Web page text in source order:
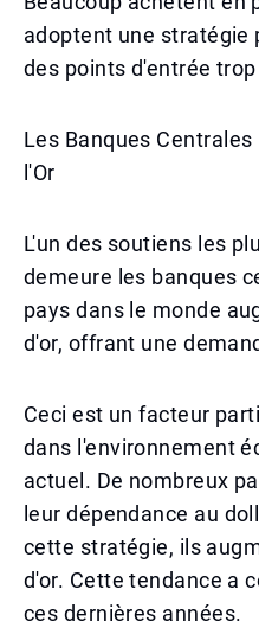
adoptent une stratégie
des points d'entrée
Les Banques
l'Or
L'un des soutiens les
demeure les banques
pays dans le monde
d'or, offrant une
Ceci est un facteur
dans l'environnement
actuel. De nombreux
leur dépendance au
cette stratégie, ils
d'or. Cette tendance a
ces dernières années.